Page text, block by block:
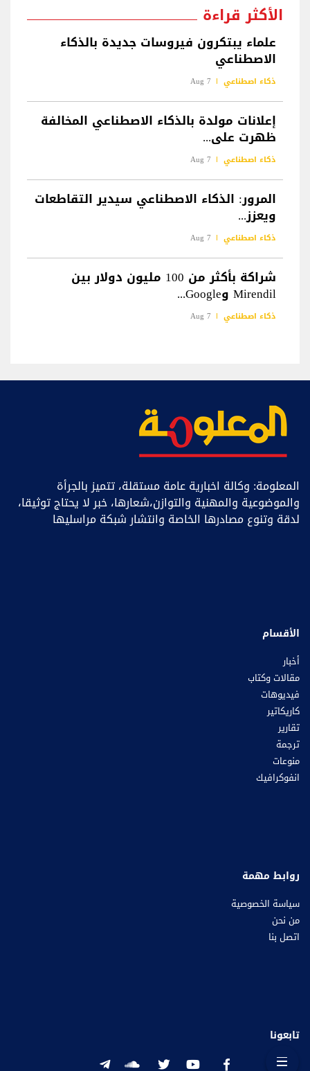
الأكثر قراءة
علماء يبتكرون فيروسات جديدة بالذكاء
الاصطناعي
ذكاء اصطناعي 7 Aug
إعلانات مولدة بالذكاء الاصطناعي المخالفة
ظهرت على...
ذكاء اصطناعي 7 Aug
المرور: الذكاء الاصطناعي سيدير التقاطعات
ويعزز...
ذكاء اصطناعي 7 Aug
شراكة بأكثر من 100 مليون دولار بين
Mirendil وGoogle...
ذكاء اصطناعي 7 Aug
المعلومة: وكالة اخبارية عامة مستقلة، تتميز بالجرأة
والموضوعية والمهنية والتوازن،شعارها، خبر ﻻ يحتاج توثيقا،
لدقة وتنوع مصادرها الخاصة وانتشار شبكة مراسليها
الأقسام
أخبار
مقالات وكتاب
فيديوهات
كاريكاتير
تقارير
ترجمة
منوعات
انفوكرافيك
روابط مهمة
سياسة الخصوصية
من نحن
اتصل بنا
تابعونا